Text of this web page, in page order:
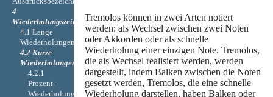
Tremolos können in zwei Arten notiert
werden: als Wechsel zwischen zwei Noten
oder Akkorden oder als schnelle
Wiederholung einer einzigen Note. Tremolos,
die als Wechsel realisiert werden, werden
dargestellt, indem Balken zwischen die Noten
gesetzt werden, Tremolos, die eine schnelle
Wiederholung darstellen, haben Balken oder
4
Wiederholungszeichen
4.1 Lange
Wiederholungen
4.2 Kurze
Wiederholungen
4.2.1
Prozent-
Wiederholungen